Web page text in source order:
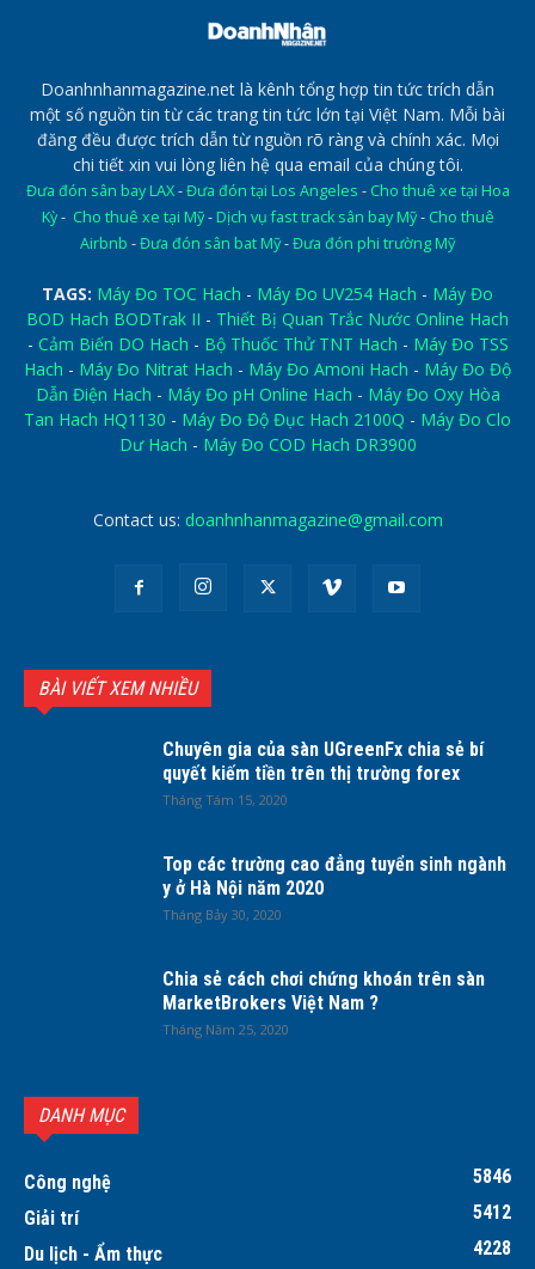
Doanhnhanmagazine.net là kênh tổng hợp tin tức trích dẫn
một số nguồn tin từ các trang tin tức lớn tại Việt Nam. Mỗi bài
đăng đều được trích dẫn từ nguồn rõ ràng và chính xác. Mọi
chi tiết xin vui lòng liên hệ qua email của chúng tôi.
Đưa đón sân bay LAX-Đưa đón tại Los Angeles - Cho thuê xe tại Hoa
Kỳ- Cho thuê xe tại Mỹ- Dịch vụ fast track sân bay Mỹ- Cho thuê
Airbnb -Đưa đón sân bat Mỹ-Đưa đón phi trường Mỹ
TAGS: Máy Đo TOC Hach - Máy Đo UV254 Hach - Máy Đo
BOD Hach BODTrak II - Thiết Bị Quan Trắc Nước Online Hach
- Cảm Biến DO Hach - Bộ Thuốc Thử TNT Hach - Máy Đo TSS
Hach - Máy Đo Nitrat Hach - Máy Đo Amoni Hach - Máy Đo Độ
Dẫn Điện Hach - Máy Đo pH Online Hach - Máy Đo Oxy Hòa
Tan Hach HQ1130 - Máy Đo Độ Đục Hach 2100Q - Máy Đo Clo
Dư Hach - Máy Đo COD Hach DR3900
Contact us: doanhnhanmagazine@gmail.com
BÀI VIẾT XEM NHIỀU
Chuyên gia của sàn UGreenFx chia sẻ bí
quyết kiếm tiền trên thị trường forex
Tháng Tám 15, 2020
Top các trường cao đẳng tuyển sinh ngành
y ở Hà Nội năm 2020
Tháng Bảy 30, 2020
Chia sẻ cách chơi chứng khoán trên sàn
MarketBrokers Việt Nam ?
Tháng Năm 25, 2020
DANH MỤC
Công nghệ
5846
Giải trí
5412
Du lịch - Ẩm thực
4228